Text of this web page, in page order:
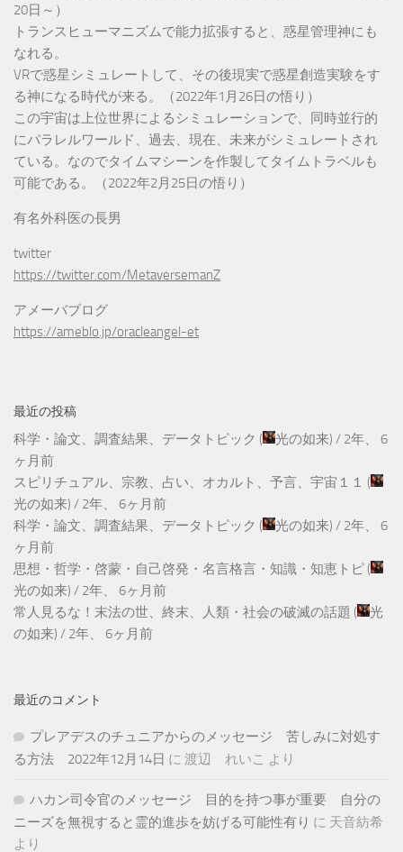
20日～）
トランスヒューマニズムで能力拡張すると、惑星管理神にも
なれる。
VRで惑星シミュレートして、その後現実で惑星創造実験をす
る神になる時代が来る。（2022年1月26日の悟り）
この宇宙は上位世界によるシミュレーションで、同時並行的
にパラレルワールド、過去、現在、未来がシミュレートされ
ている。なのでタイムマシーンを作製してタイムトラベルも
可能である。（2022年2月25日の悟り）
有名外科医の長男
twitter
https://twitter.com/MetaversemanZ
アメーバブログ
https://ameblo.jp/oracleangel-et
最近の投稿
科学・論文、調査結果、データトピック ( 光の如来) / 2年、 6
ヶ月前
スピリチュアル、宗教、占い、オカルト、予言、宇宙１１ (
光の如来) / 2年、 6ヶ月前
科学・論文、調査結果、データトピック ( 光の如来) / 2年、 6
ヶ月前
思想・哲学・啓蒙・自己啓発・名言格言・知識・知恵トピ (
光の如来) / 2年、 6ヶ月前
常人見るな！末法の世、終末、人類・社会の破滅の話題 (
光
の如来) / 2年、 6ヶ月前
最近のコメント
プレアデスのチュニアからのメッセージ 苦しみに対処す
る方法 2022年12月14日 に 渡辺 れいこ より
ハカン司令官のメッセージ 目的を持つ事が重要 自分の
ニーズを無視すると霊的進歩を妨げる可能性有り に 天音紡希
より